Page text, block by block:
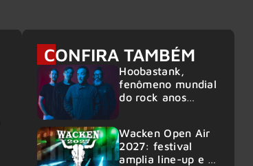
CONFIRA TAMBÉM
Hoobastank,
fenômeno mundial
do rock anos
shows
Wacken Open Air
2027: festival
amplia line-up e já